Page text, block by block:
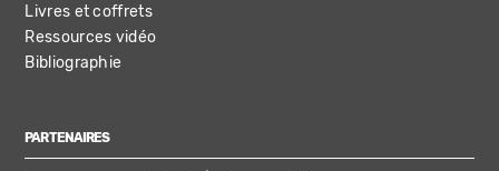
Livres et coffrets
Ressources vidéo
Bibliographie
PARTENAIRES